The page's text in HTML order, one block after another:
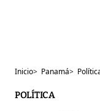
Inicio> Panamá>
POLÍTICA